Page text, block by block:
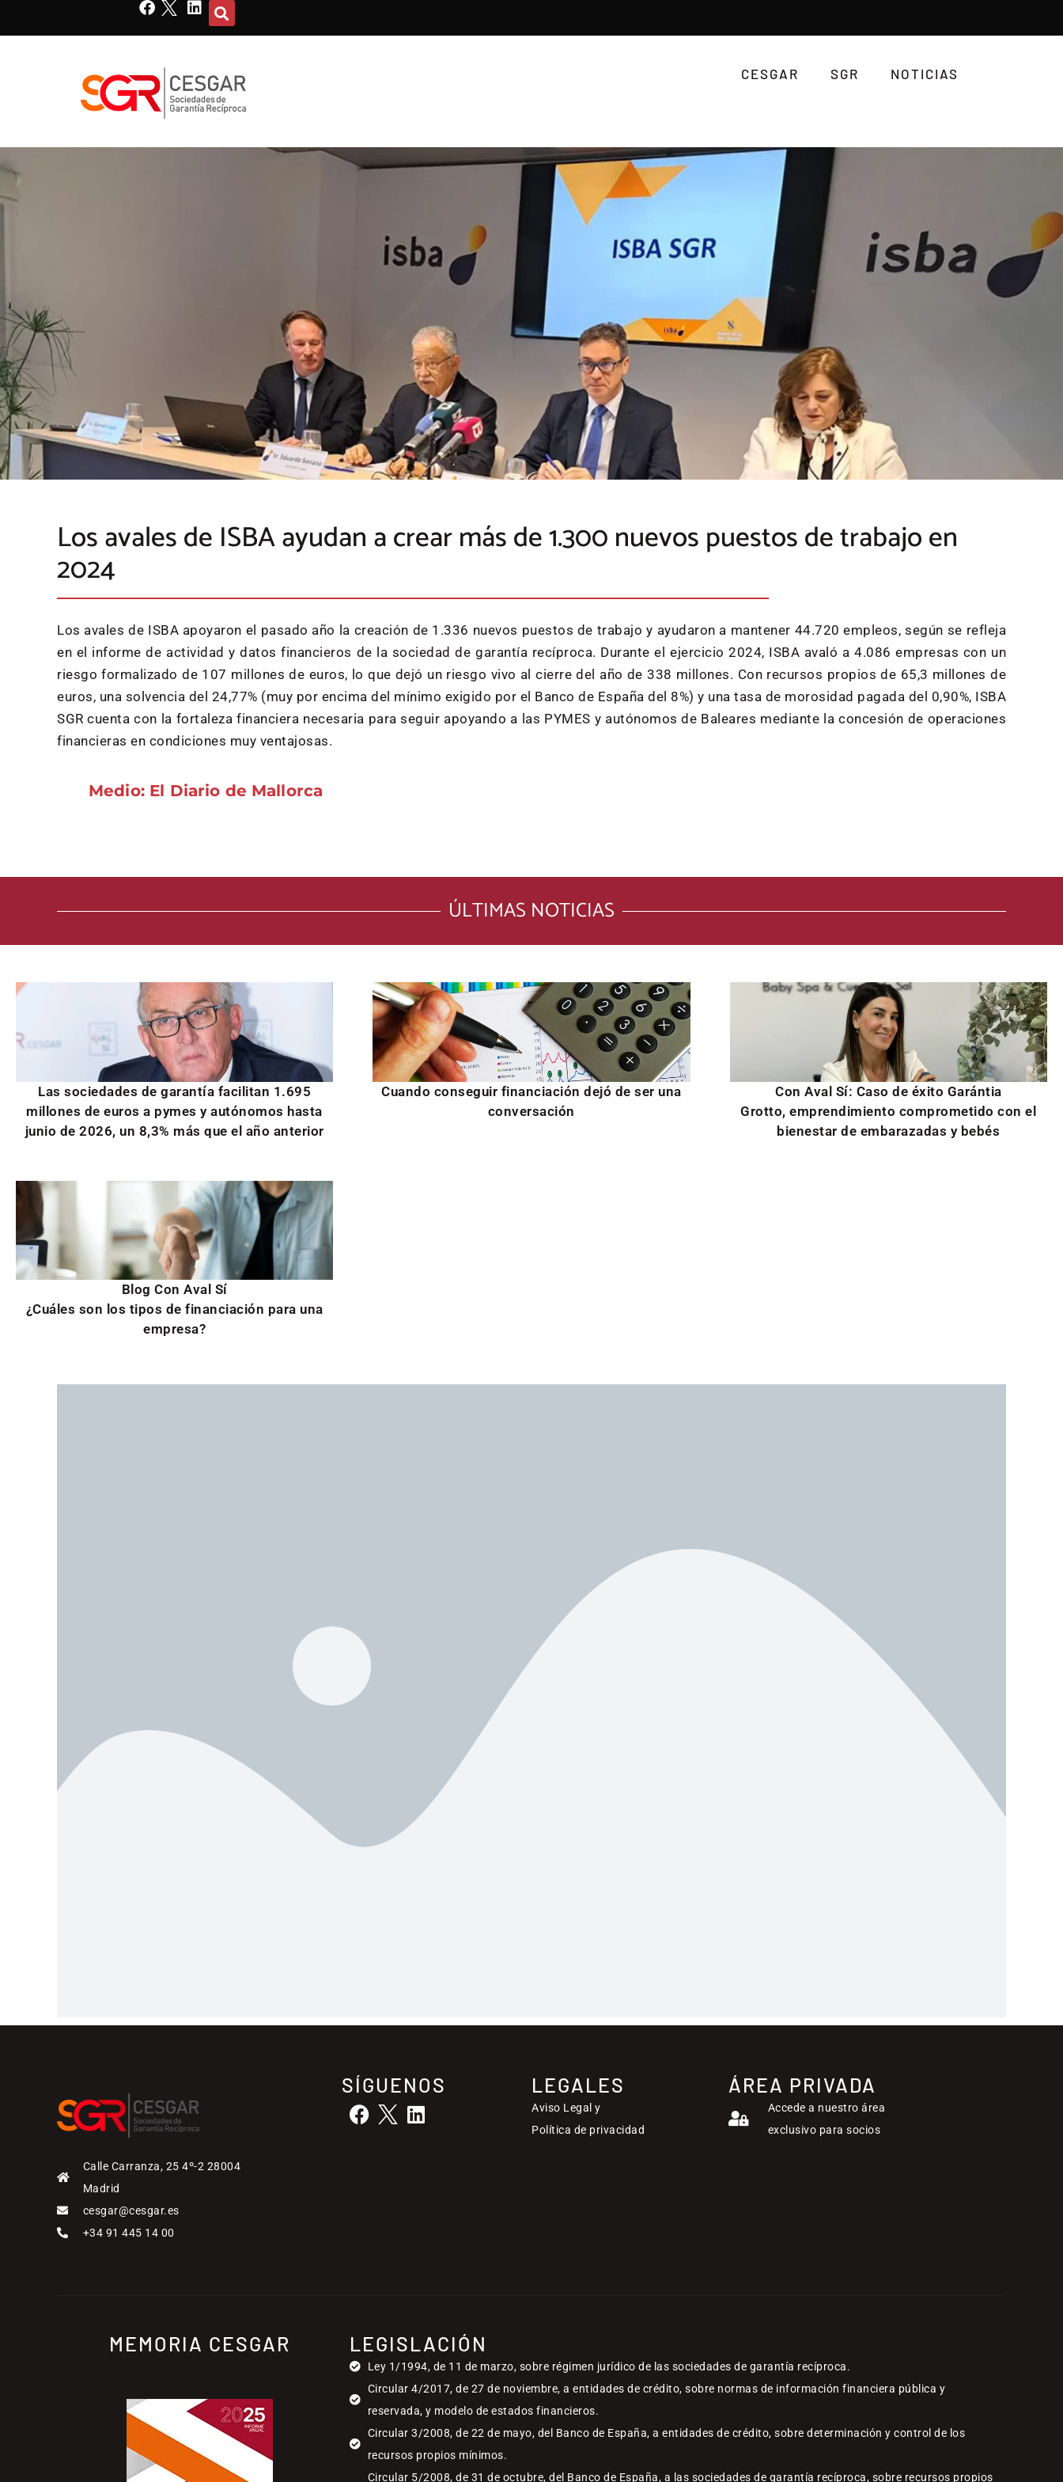
CESGAR SGR NOTICIAS
Los avales de ISBA ayudan a crear más de 1.300 nuevos puestos de trabajo en
2024
Los avales de ISBA apoyaron el pasado año la creación de 1.336 nuevos puestos de trabajo y ayudaron a mantener 44.720 empleos, según se refleja
en el informe de actividad y datos financieros de la sociedad de garantía recíproca. Durante el ejercicio 2024, ISBA avaló a 4.086 empresas con un
riesgo formalizado de 107 millones de euros, lo que dejó un riesgo vivo al cierre del año de 338 millones. Con recursos propios de 65,3 millones de
euros, una solvencia del 24,77% (muy por encima del mínimo exigido por el Banco de España del 8%) y una tasa de morosidad pagada del 0,90%, ISBA
SGR cuenta con la fortaleza financiera necesaria para seguir apoyando a las PYMES y autónomos de Baleares mediante la concesión de operaciones
financieras en condiciones muy ventajosas.
Medio: El Diario de Mallorca
ÚLTIMAS NOTICIAS
Las sociedades de garantía facilitan 1.695
millones de euros a pymes y autónomos hasta
junio de 2026, un 8,3% más que el año anterior
Cuando conseguir financiación dejó de ser una
conversación
Con Aval Sí: Caso de éxito Garántia
Grotto, emprendimiento comprometido con el
bienestar de embarazadas y bebés
Blog Con Aval Sí
¿Cuáles son los tipos de financiación para una
empresa?
Calle Carranza, 25 4º-2 28004
Madrid
cesgar@cesgar.es
+34 91 445 14 00
SÍGUENOS LEGALES
Aviso Legal y
Política de privacidad
ÁREA PRIVADA
Accede a nuestro área
exclusivo para socios
MEMORIA CESGAR LEGISLACIÓN
Ley 1/1994, de 11 de marzo, sobre régimen jurídico de las sociedades de garantía recíproca.
Circular 4/2017, de 27 de noviembre, a entidades de crédito, sobre normas de información financiera pública y
reservada, y modelo de estados financieros.
Circular 3/2008, de 22 de mayo, del Banco de España, a entidades de crédito, sobre determinación y control de los
recursos propios mínimos.
Circular 5/2008, de 31 de octubre, del Banco de España, a las sociedades de garantía recíproca, sobre recursos propios